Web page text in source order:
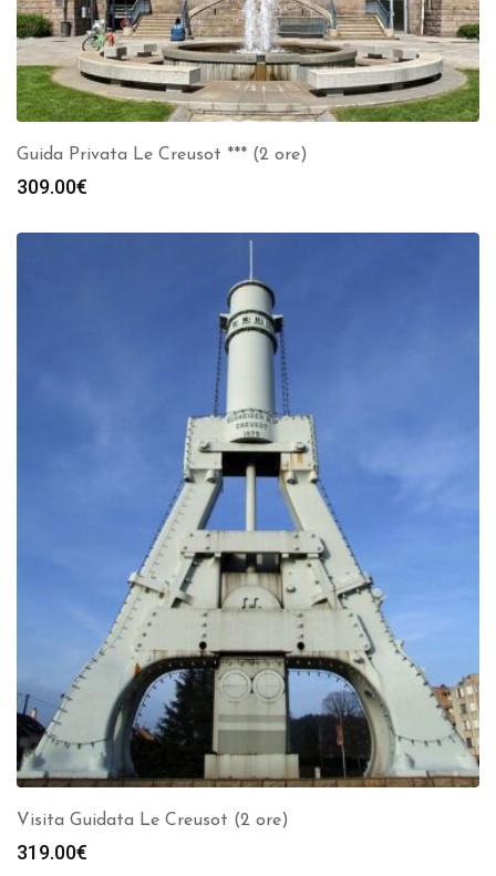
Guida Privata Le Creusot *** (2 ore)
309.00€
Visita Guidata Le Creusot (2 ore)
319.00€